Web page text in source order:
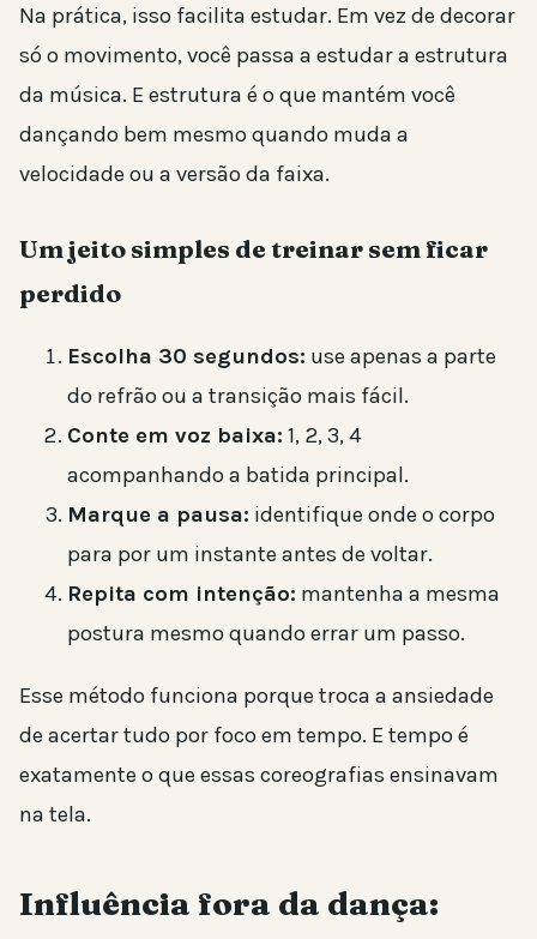
Na prática, isso facilita estudar. Em vez de decorar
só o movimento, você passa a estudar a estrutura
da música. E estrutura é o que mantém você
dançando bem mesmo quando muda a
velocidade ou a versão da faixa.
Um jeito simples de treinar sem ficar
perdido
Escolha 30 segundos: use apenas a parte
do refrão ou a transição mais fácil.
Conte em voz baixa: 1, 2, 3, 4
acompanhando a batida principal.
Marque a pausa: identifique onde o corpo
para por um instante antes de voltar.
Repita com intenção: mantenha a mesma
postura mesmo quando errar um passo.
Esse método funciona porque troca a ansiedade
de acertar tudo por foco em tempo. E tempo é
exatamente o que essas coreografias ensinavam
na tela.
Influência fora da dança: